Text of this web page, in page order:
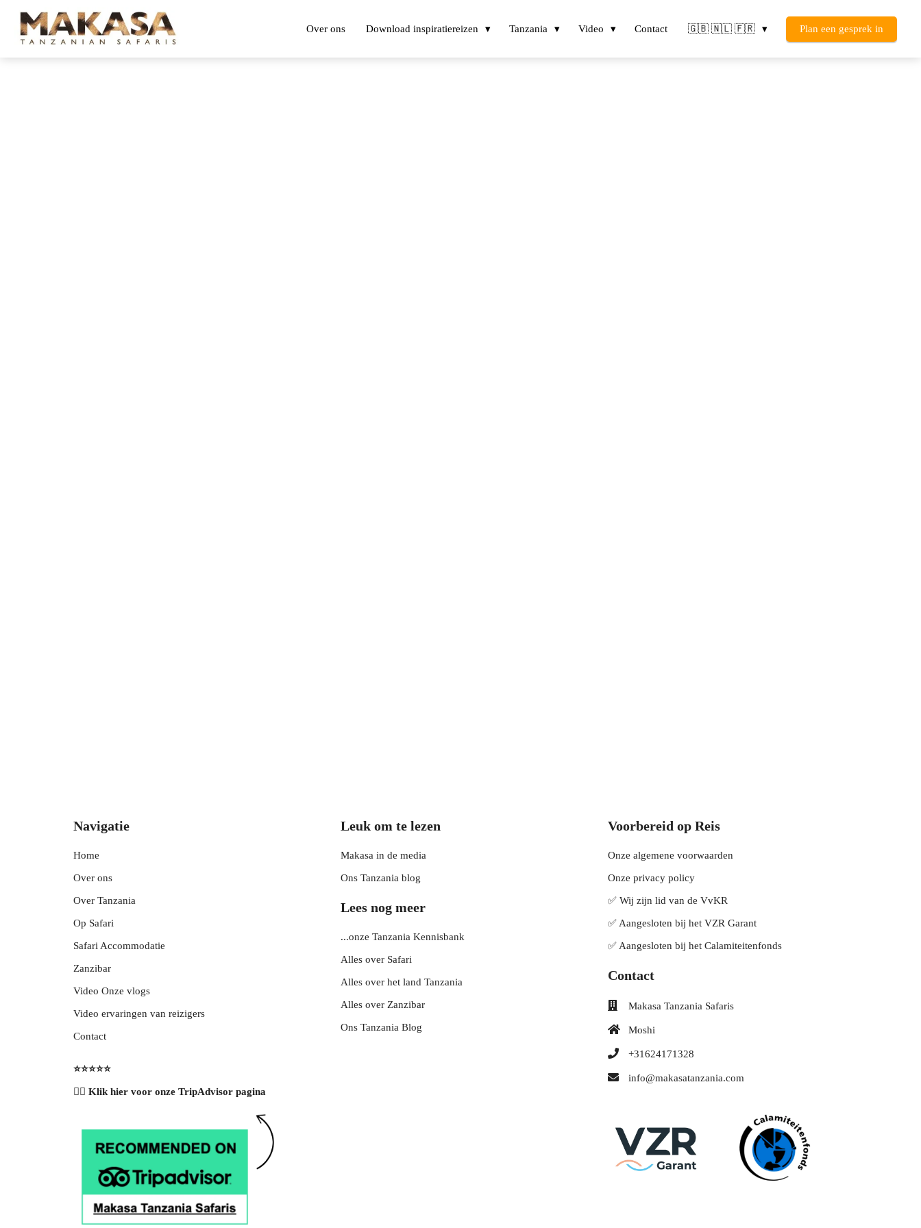
Over ons Download inspiratiereizen Tanzania Video Contact 🇬🇧 🇳🇱 🇫🇷 Plan een gesprek in
Navigatie
Home
Over ons
Over Tanzania
Op Safari
Safari Accommodatie
Zanzibar
Video Onze vlogs
Video ervaringen van reizigers
Contact
⭐️⭐️⭐️⭐️⭐️
👉🏽 Klik hier voor onze TripAdvisor pagina
Leuk om te lezen
Makasa in de media
Ons Tanzania blog
Lees nog meer
...onze Tanzania Kennisbank
Alles over Safari
Alles over het land Tanzania
Alles over Zanzibar
Ons Tanzania Blog
Voorbereid op Reis
Onze algemene voorwaarden
Onze privacy policy
✅ Wij zijn lid van de VvKR
✅ Aangesloten bij het VZR Garant
✅ Aangesloten bij het Calamiteitenfonds
Contact
Makasa Tanzania Safaris
Moshi
+31624171328
info@makasatanzania.com